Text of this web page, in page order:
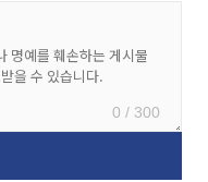
0 / 300